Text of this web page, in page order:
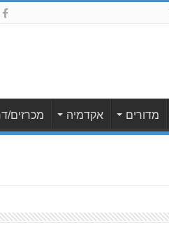
מדורים אקדמיה מכרזים/